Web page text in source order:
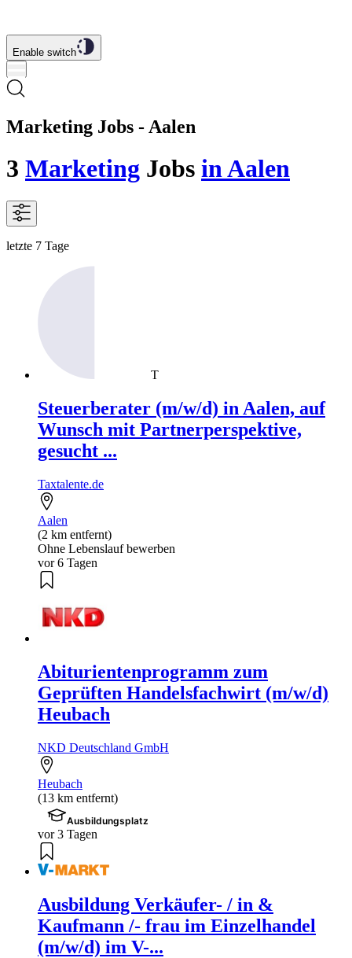
Enable switch
Marketing Jobs - Aalen
3 Marketing Jobs in Aalen
letzte 7 Tage
T
Steuerberater (m/w/d) in Aalen, auf
Wunsch mit Partnerperspektive,
gesucht ...
Taxtalente.de
Aalen
(2 km entfernt)
Ohne Lebenslauf bewerben
vor 6 Tagen
Abiturientenprogramm zum
Geprüften Handelsfachwirt (m/w/d)
Heubach
NKD Deutschland GmbH
Heubach
(13 km entfernt)
Ausbildungsplatz
vor 3 Tagen
Ausbildung Verkäufer- / in &
Kaufmann /- frau im Einzelhandel
(m/w/d) im V-...